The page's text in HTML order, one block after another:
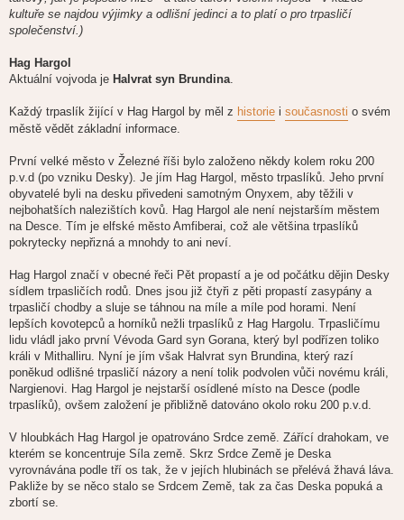
kultuře se najdou výjimky a odlišní jedinci a to platí o pro trpasličí
společenství.)
Hag Hargol
Aktuální vojvoda je Halvrat syn Brundina
Každý trpaslík žijící v Hag Hargol by měl z historie i současnosti o svém
městě vědět základní informace.
První velké město v Železné říši bylo založeno někdy kolem roku 200
p.v.d (po vzniku Desky). Je jím Hag Hargol, město trpaslíků. Jeho první
obyvatelé byli na desku přivedeni samotným Onyxem, aby těžili v
nejbohatších nalezištích kovů. Hag Hargol ale není nejstarším městem
na Desce. Tím je elfské město Amfiberai, což ale většina trpaslíků
pokrytecky nepřizná a mnohdy to ani neví.
Hag Hargol značí v obecné řeči Pět propastí a je od počátku dějin Desky
sídlem trpasličích rodů. Dnes jsou již čtyři z pěti propastí zasypány a
trpasličí chodby a sluje se táhnou na míle a míle pod horami. Není
lepších kovotepců a horníků nežli trpaslíků z Hag Hargolu. Trpasličímu
lidu vládl jako první Vévoda Gard syn Gorana, který byl podřízen toliko
králi v Mithalliru. Nyní je jím však Halvrat syn Brundina, který razí
poněkud odlišné trpasličí názory a není tolik podvolen vůči novému králi,
Nargienovi. Hag Hargol je nejstarší osídlené místo na Desce (podle
trpaslíků), ovšem založení je přibližně datováno okolo roku 200 p.v.d.
V hloubkách Hag Hargol je opatrováno Srdce země. Zářící drahokam, ve
kterém se koncentruje Síla země. Skrz Srdce Země je Deska
vyrovnávána podle tří os tak, že v jejích hlubinách se přelévá žhavá láva.
Pakliže by se něco stalo se Srdcem Země, tak za čas Deska popuká a
zbortí se.